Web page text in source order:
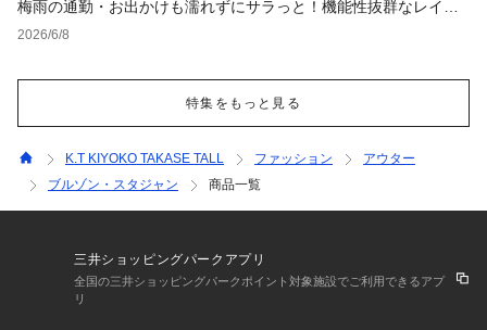
梅雨の通勤・お出かけも濡れずにサラっと！機能性抜群なレイン
グッズ
2026/6/8
特集をもっと見る
K.T KIYOKO TAKASE TALL ファッション
アウター
ブルゾン・スタジャン
商品一覧
三井ショッピングパークアプリ
全国の三井ショッピングパークポイント対象施設でご利用できるアプ
リ